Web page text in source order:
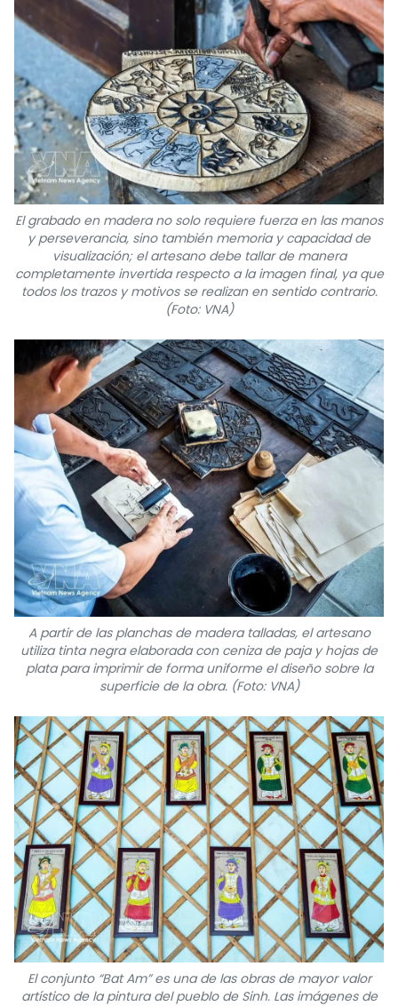
El grabado en madera no solo requiere fuerza en las manos
y perseverancia, sino también memoria y capacidad de
visualización; el artesano debe tallar de manera
completamente invertida respecto a la imagen final, ya que
todos los trazos y motivos se realizan en sentido contrario.
(Foto: VNA)
A partir de las planchas de madera talladas, el artesano
utiliza tinta negra elaborada con ceniza de paja y hojas de
plata para imprimir de forma uniforme el diseño sobre la
superficie de la obra. (Foto: VNA)
El conjunto “Bat Am” es una de las obras de mayor valor
artístico de la pintura del pueblo de Sinh. Las imágenes de